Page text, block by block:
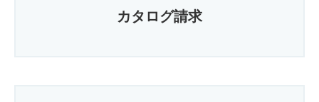
カタログ請求